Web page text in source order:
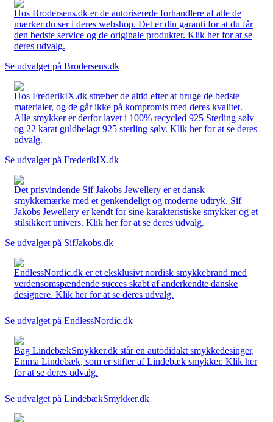
Hos Brodersens.dk er de autoriserede forhandlere af alle de
mærker du ser i deres webshop. Det er din garanti for at du får
den bedste service og de originale produkter. Klik her for at se
deres udvalg.
Se udvalget på Brodersens.dk
Hos FrederikIX.dk stræber de altid efter at bruge de bedste
materialer, og de går ikke på kompromis med deres kvalitet.
Alle smykker er derfor lavet i 100% recycled 925 Sterling sølv
og 22 karat guldbelagt 925 sterling sølv. Klik her for at se deres
udvalg.
Se udvalget på FrederikIX.dk
Det prisvindende Sif Jakobs Jewellery er et dansk
smykkemærke med et genkendeligt og moderne udtryk. Sif
Jakobs Jewellery er kendt for sine karakteristiske smykker og et
stilsikkert univers. Klik her for at se deres udvalg.
Se udvalget på SifJakobs.dk
EndlessNordic.dk er et eksklusivt nordisk smykkebrand med
verdensomspændende succes skabt af anderkendte danske
designere. Klik her for at se deres udvalg.
Se udvalget på EndlessNordic.dk
Bag LindebækSmykker.dk står en autodidakt smykkedesinger,
Emma Lindebæk, som er stifter af Lindebæk smykker. Klik her
for at se deres udvalg.
Se udvalget på LindebækSmykker.dk